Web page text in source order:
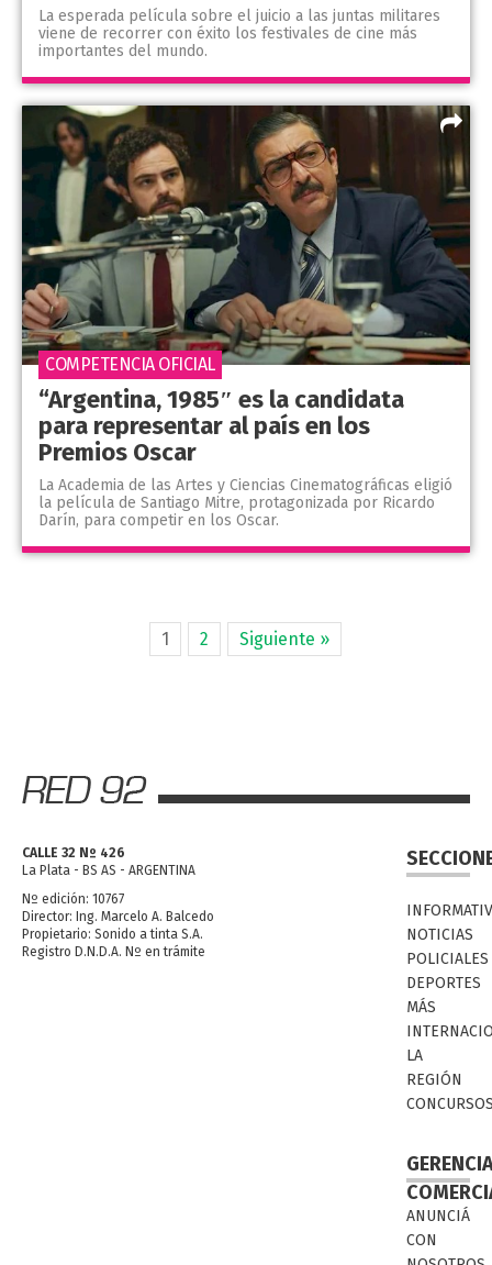
La esperada película sobre el juicio a las juntas militares
viene de recorrer con éxito los festivales de cine más
importantes del mundo.
“Argentina, 1985″ es la candidata
para representar al país en los
Premios Oscar
La Academia de las Artes y Ciencias Cinematográficas eligió
la película de Santiago Mitre, protagonizada por Ricardo
Darín, para competir en los Oscar.
COMPETENCIA OFICIAL
1 2 Siguiente »
CALLE 32 Nº 426
La Plata - BS AS - ARGENTINA
Nº edición: 10767
Director: Ing. Marcelo A. Balcedo
Propietario: Sonido a tinta S.A.
Registro D.N.D.A. Nº en trámite
NOTICIAS
POLICIALES
DEPORTES
MÁS
LA
REGIÓN
ANUNCIÁ
CON